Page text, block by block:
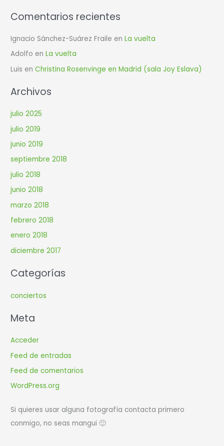
Comentarios recientes
Ignacio Sánchez-Suárez Fraile enLa vuelta
Adolfo enLa vuelta
Luis enChristina Rosenvinge en Madrid (sala Joy Eslava)
Archivos
julio 2025
julio 2019
junio 2019
septiembre 2018
julio 2018
junio 2018
marzo 2018
febrero 2018
enero 2018
diciembre 2017
Categorías
conciertos
Meta
Acceder
Feed de entradas
Feed de comentarios
WordPress.org
Si quieres usar alguna fotografía contacta primero
conmigo, no seas mangui 🙂